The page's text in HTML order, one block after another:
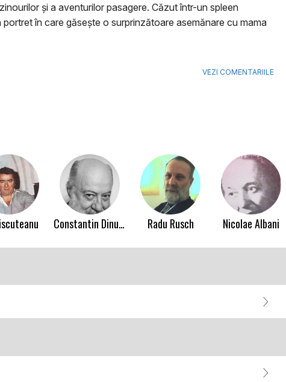
și a aventurilor pasagere. Căzut într-un spleen
în care găsește o surprinzătoare asemănare cu mama
VEZI COMENTARIILE
Constantin Dinulescu Radu Rusch Nicolae Albani